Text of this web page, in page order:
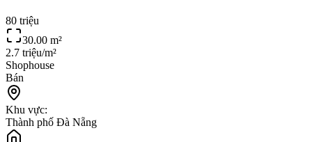
80 triệu
30.00 m²
2.7 triệu/m²
Shophouse
Bán
Khu vực:
Thành phố Đà Nẵng